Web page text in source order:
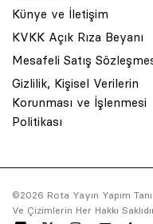
Künye ve İletişim
KVKK Açık Rıza Beyanı
Mesafeli Satış
Gizlilik, Kişisel Verilerin
Korunması ve İşlenmesi
Politikası
©2026 Rota Yayın Yapım
Ve Çizimlerin Her Hakkı
© 2001 Rota Yayın Yapım
Asquared WordPress